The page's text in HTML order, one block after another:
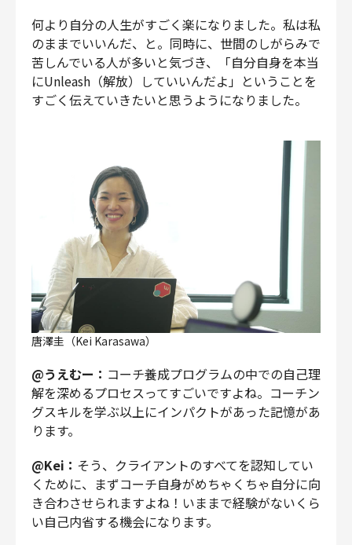
何より自分の人生がすごく楽になりました。私は私
のままでいいんだ、と。同時に、世間のしがらみで
苦しんでいる人が多いと気づき、「自分自身を本当
にUnleash（解放）していいんだよ」ということを
すごく伝えていきたいと思うようになりました。
唐澤圭（Kei Karasawa）
@うえむー： コーチ養成プログラムの中での自己理
解を深めるプロセスってすごいですよね。コーチン
グスキルを学ぶ以上にインパクトがあった記憶があ
ります。
@Kei： そう、クライアントのすべてを認知してい
くために、まずコーチ自身がめちゃくちゃ自分に向
き合わさせられますよね！いままで経験がないくら
い自己内省する機会になります。